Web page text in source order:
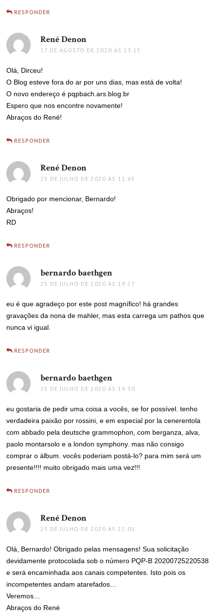
RESPONDER
René Denon
17 DE AGOSTO DE 2020 ÀS 23:15
Olá, Dirceu!
O Blog esteve fora do ar por uns dias, mas está de volta!
O novo endereço é pqpbach.ars.blog.br
Espero que nos encontre novamente!
Abraços do René!
RESPONDER
René Denon
25 DE JULHO DE 2020 ÀS 11:45
Obrigado por mencionar, Bernardo!
Abraços!
RD
RESPONDER
bernardo baethgen
25 DE JULHO DE 2020 ÀS 19:27
eu é que agradeço por este post magnífico! há grandes
gravações da nona de mahler, mas esta carrega um pathos que
nunca vi igual.
RESPONDER
bernardo baethgen
25 DE JULHO DE 2020 ÀS 19:30
eu gostaria de pedir uma coisa a vocês, se for possível. tenho
verdadeira paixão por rossini, e em especial por la cenerentola
com abbado pela deutsche grammophon, com berganza, alva,
paolo montarsolo e a london symphony. mas não consigo
comprar o álbum. vocês poderiam postá-lo? para mim será um
presente!!!! muito obrigado mais uma vez!!!
RESPONDER
René Denon
25 DE JULHO DE 2020 ÀS 22:01
Olá, Bernardo! Obrigado pelas mensagens! Sua solicitação
devidamente protocolada sob o número PQP-B 20200725220538
e será encaminhada aos canais competentes. Isto pois os
incompetentes andam atarefados…
Veremos…
Abraços do René